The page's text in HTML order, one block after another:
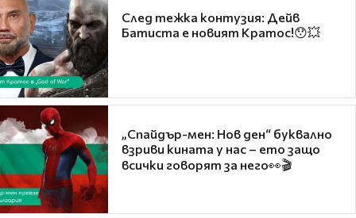
След тежка контузия: Дейв
Батиста е новият Кратос!😯💥
„Спайдър-мен: Нов ден“ буквално
взриви кината у нас – ето защо
всички говорят за него👀🎬